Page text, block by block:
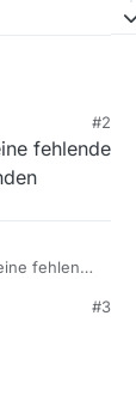
#2
fehlende
fehlende
#3